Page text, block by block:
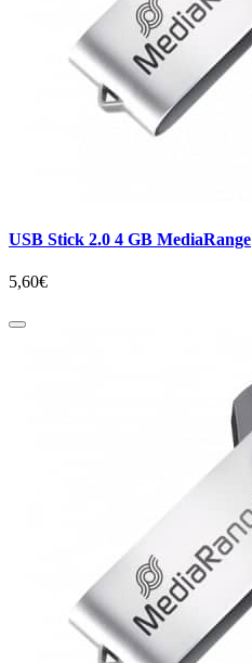
USB Stick 2.0 4 GB MediaRange
5,60€